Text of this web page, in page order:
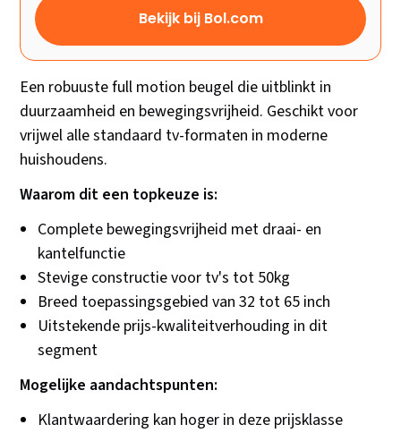
Bekijk bij Bol.com
Een robuuste full motion beugel die uitblinkt in
duurzaamheid en bewegingsvrijheid. Geschikt voor
vrijwel alle standaard tv-formaten in moderne
huishoudens.
Waarom dit een topkeuze is:
Complete bewegingsvrijheid met draai- en
kantelfunctie
Stevige constructie voor tv's tot 50kg
Breed toepassingsgebied van 32 tot 65 inch
Uitstekende prijs-kwaliteitverhouding in dit
segment
Mogelijke aandachtspunten:
Klantwaardering kan hoger in deze prijsklasse